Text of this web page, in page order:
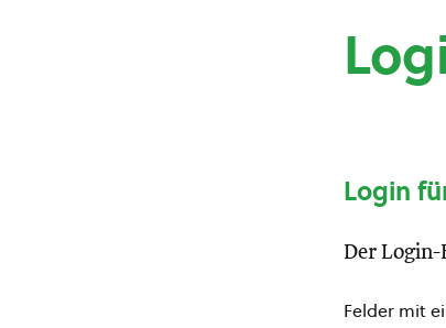
Login
Der Login-
Felder mit